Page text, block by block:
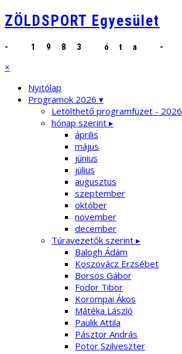
ZÖLDSPORT Egyesület
- 1983 óta -
×
Nyitólap
Programok 2026 ▾
Letölthető programfüzet - 2026
hónap szerint ▸
április
május
június
július
augusztus
szeptember
október
november
december
Túravezetők szerint ▸
Balogh Ádám
Koszovácz Erzsébet
Borsos Gábor
Fodor Tibor
Korompai Ákos
Mátéka László
Paulik Attila
Pásztor András
Potor Szilveszter